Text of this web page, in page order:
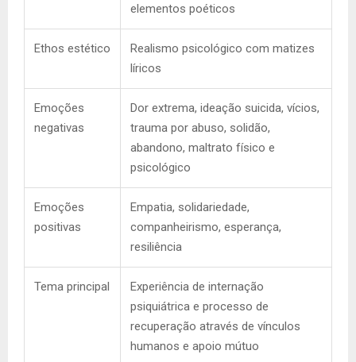
elementos poéticos
Ethos estético
Realismo psicológico com matizes
líricos
Emoções
negativas
Dor extrema, ideação suicida, vícios,
trauma por abuso, solidão,
abandono, maltrato físico e
psicológico
Emoções
positivas
Empatia, solidariedade,
companheirismo, esperança,
resiliência
Tema principal
Experiência de internação
psiquiátrica e processo de
recuperação através de vínculos
humanos e apoio mútuo